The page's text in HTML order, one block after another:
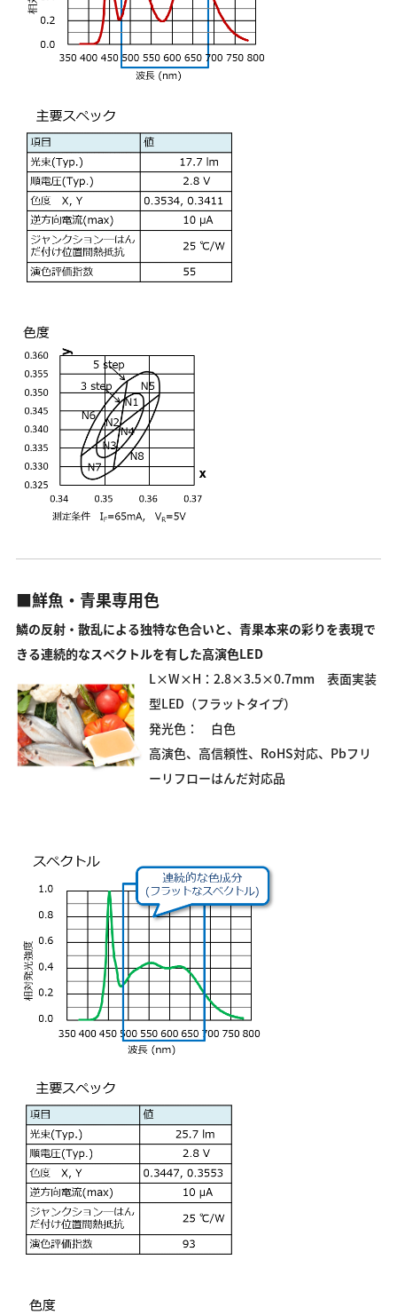
■鮮魚・青果専用色
鱗の反射・散乱による独特な色合いと、青果本来の彩りを表現で
きる連続的なスペクトルを有した高演色LED
L×W×H：2.8×3.5×0.7mm 表面実装
型LED（フラットタイプ）
発光色： 白色
高演色、高信頼性、RoHS対応、Pbフリ
ーリフローはんだ対応品